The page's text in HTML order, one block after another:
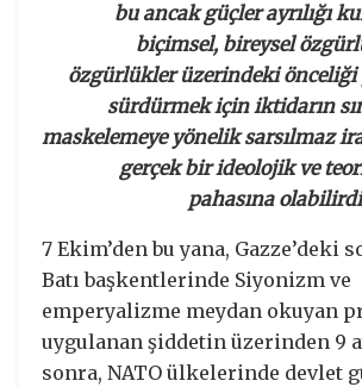
bu ancak güçler ayrılığı
biçimsel, bireysel
özgürlükler üzerindeki önceliği
sürdürmek için iktidarın
maskelemeye yönelik sarsılmaz
gerçek bir ideolojik ve
pahasına
7 Ekim’den bu yana, Gazze’deki
Batı başkentlerinde Siyonizm ve
emperyalizme meydan okuyan
uygulanan şiddetin üzerinden 9
sonra, NATO ülkelerinde devlet